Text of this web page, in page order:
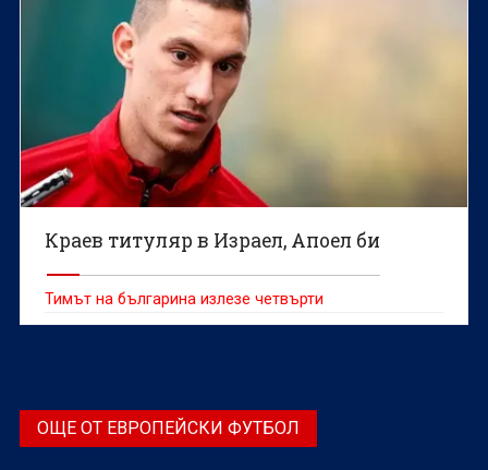
Краев титуляр в Израел, Апоел би
Тимът на българина излезе четвърти
ОЩЕ ОТ ЕВРОПЕЙСКИ ФУТБОЛ